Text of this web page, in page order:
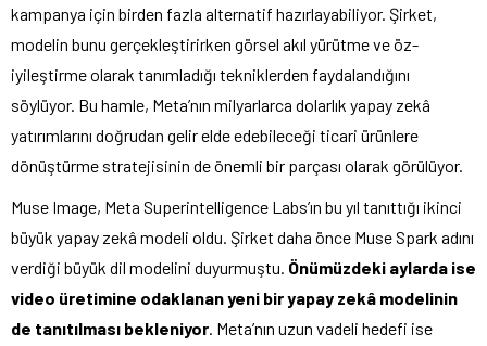
kampanya için birden fazla alternatif hazırlayabiliyor. Şirket,
modelin bunu gerçekleştirirken görsel akıl yürütme ve öz-
iyileştirme olarak tanımladığı tekniklerden faydalandığını
söylüyor. Bu hamle, Meta’nın milyarlarca dolarlık yapay zekâ
yatırımlarını doğrudan gelir elde edebileceği ticari ürünlere
dönüştürme stratejisinin de önemli bir parçası olarak görülüyor.
Muse Image, Meta Superintelligence Labs’ın bu yıl tanıttığı ikinci
büyük yapay zekâ modeli oldu. Şirket daha önce Muse Spark adını
verdiği büyük dil modelini duyurmuştu. Önümüzdeki aylarda ise
video üretimine odaklanan yeni bir yapay zekâ modelinin
de tanıtılması bekleniyor. Meta’nın uzun vadeli hedefi ise